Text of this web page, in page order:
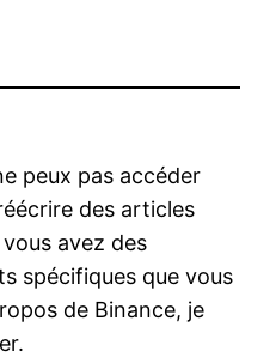
peux pas accéder
des articles
avez des
spécifiques que vous
de Binance, je